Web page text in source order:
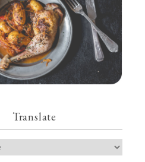
Translate